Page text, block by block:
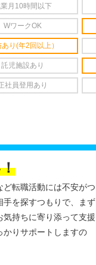
月10時間以下
WワークOK
り(年2回以上）
託児施設あり
社員登用あり
転職活動には不安がつ
手を探すつもりで、まず
持ちに寄り添って支援
かりサポートしますの